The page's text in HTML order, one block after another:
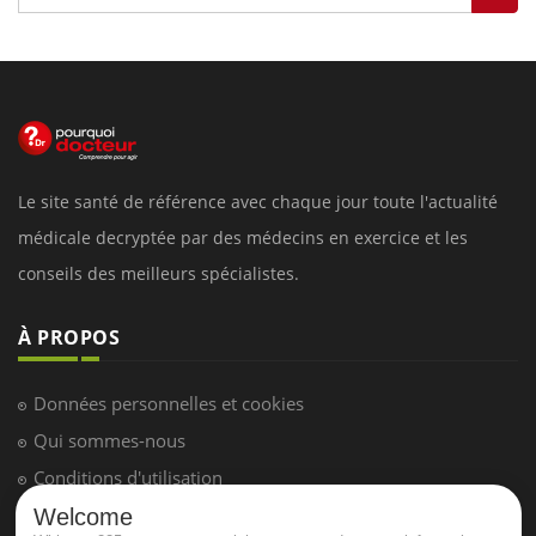
Le site santé de référence avec chaque jour toute l'actualité
médicale decryptée par des médecins en exercice et les
conseils des meilleurs spécialistes.
À PROPOS
Données personnelles et cookies
Qui sommes-nous
Conditions d'utilisation
Plan du site
Welcome